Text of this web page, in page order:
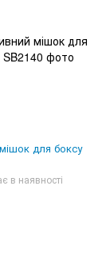
для боксу
в наявності